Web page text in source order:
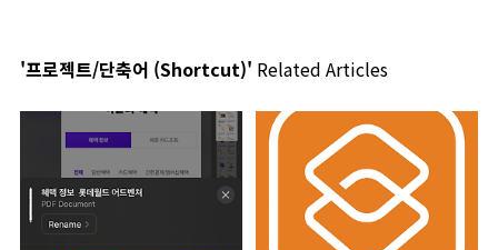
'프로젝트/단축어 (Shortcut)' Related Articles